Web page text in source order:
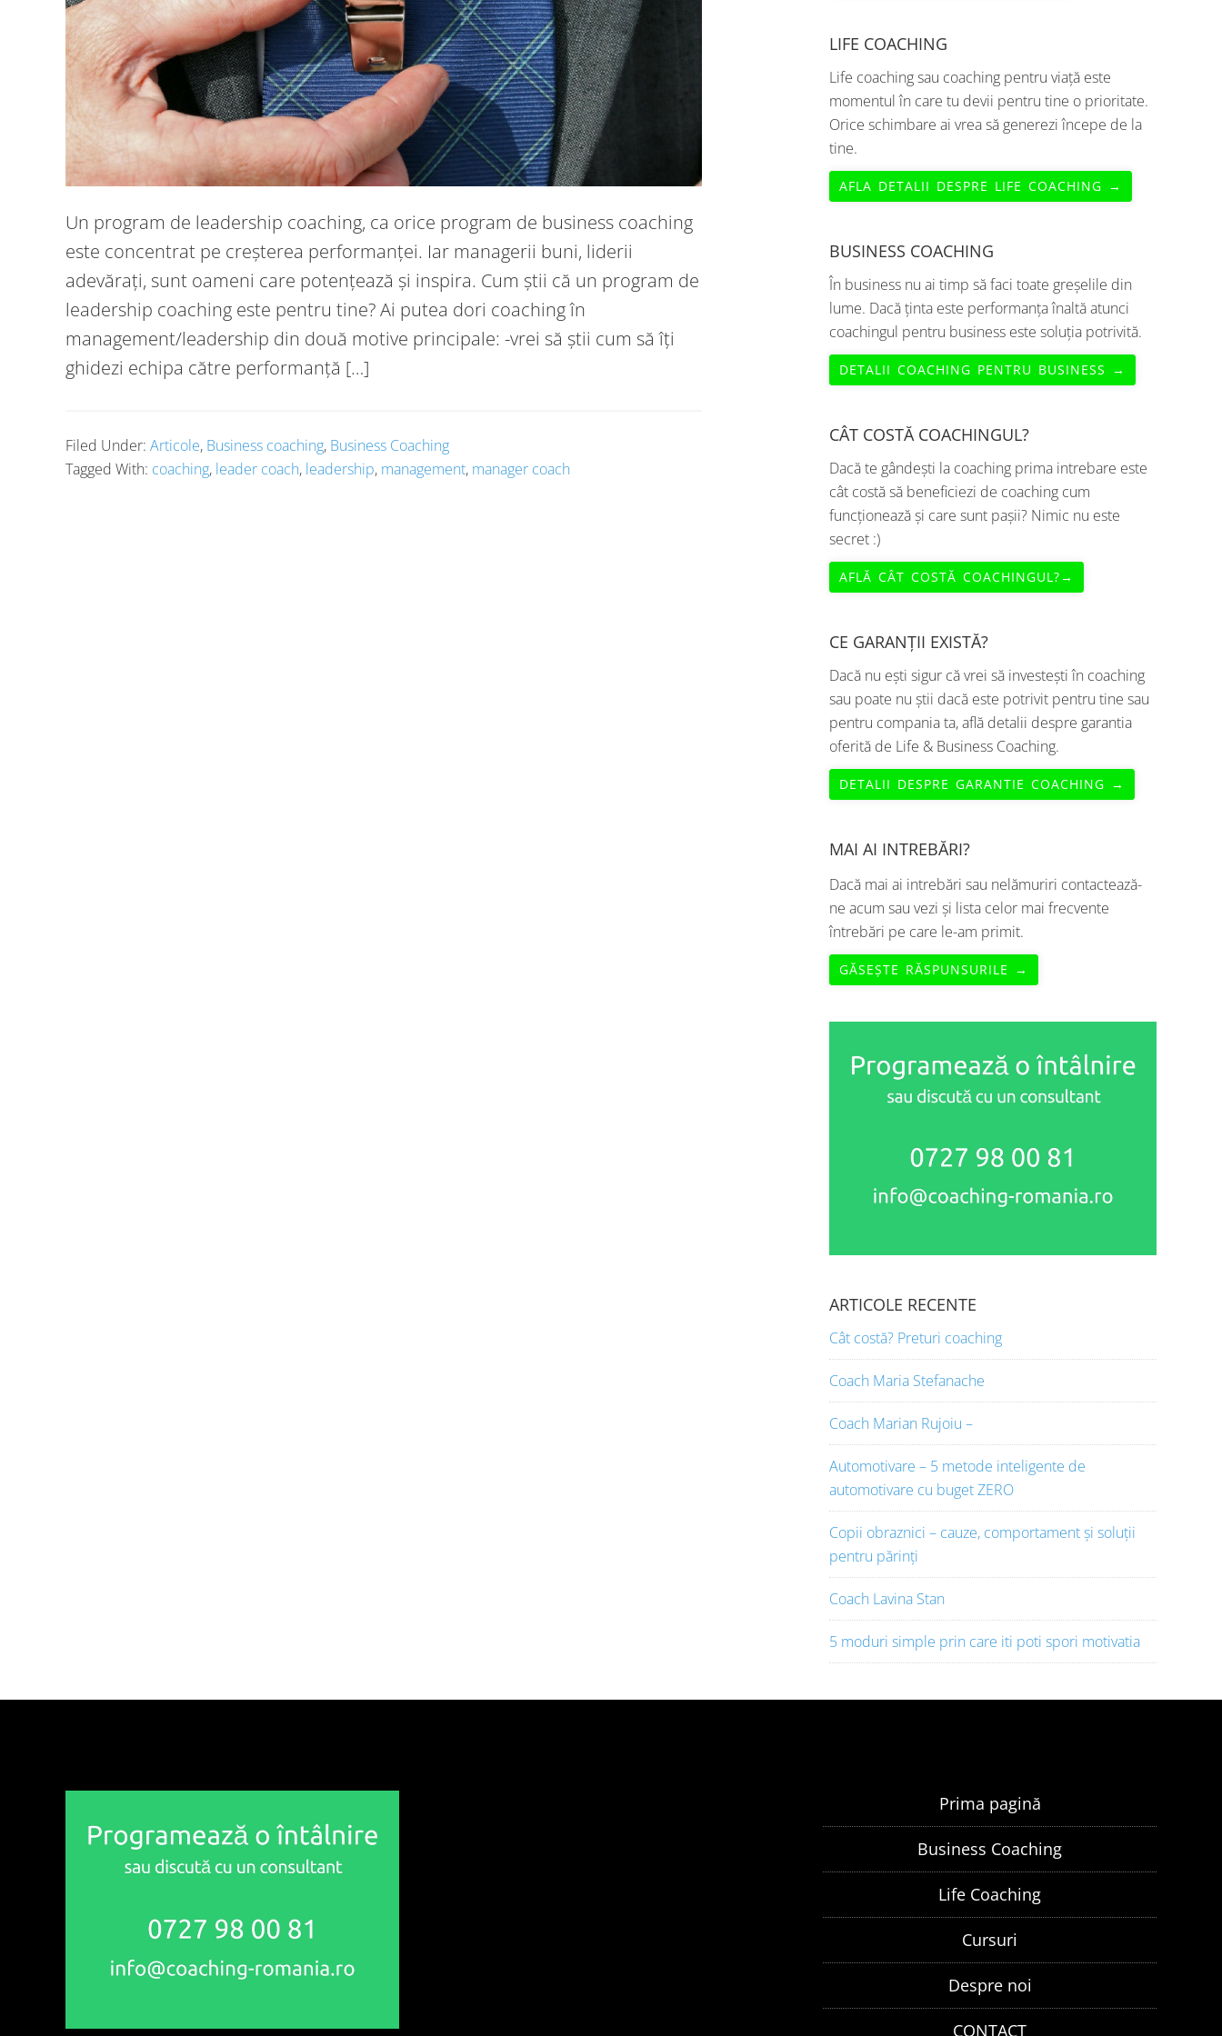
Un program de leadership coaching, ca orice program de business coaching
este concentrat pe creșterea performanței. Iar managerii buni, liderii
adevărați, sunt oameni care potențează și inspira. Cum știi că un program de
leadership coaching este pentru tine? Ai putea dori coaching în
management/leadership din două motive principale: -vrei să știi cum să îți
ghidezi echipa către performanță […]
Filed Under: Articole, Business coaching, Business Coaching
Tagged With: coaching, leader coach, leadership, management, manager coach
LIFE COACHING
Life coaching sau coaching pentru viață este
momentul în care tu devii pentru tine o prioritate.
Orice schimbare ai vrea să generezi începe de la
tine.
AFLA DETALII DESPRE LIFE COACHING →
BUSINESS COACHING
În business nu ai timp să faci toate greșelile din
lume. Dacă ținta este performanța înaltă atunci
coachingul pentru business este soluția potrivită.
DETALII COACHING PENTRU BUSINESS →
CÂT COSTĂ COACHINGUL?
Dacă te gândești la coaching prima intrebare este
cât costă să beneficiezi de coaching cum
funcționează și care sunt pașii? Nimic nu este
secret :)
AFLĂ CÂT COSTĂ COACHINGUL?→
CE GARANȚII EXISTĂ?
Dacă nu ești sigur că vrei să investești în coaching
sau poate nu știi dacă este potrivit pentru tine sau
pentru compania ta, află detalii despre garantia
oferită de Life & Business Coaching.
DETALII DESPRE GARANTIE COACHING →
MAI AI INTREBĂRI?
Dacă mai ai intrebări sau nelămuriri contactează-
ne acum sau vezi și lista celor mai frecvente
întrebări pe care le-am primit.
GĂSEȘTE RĂSPUNSURILE →
ARTICOLE RECENTE
Cât costă? Preturi coaching
Coach Maria Stefanache
Coach Marian Rujoiu –
Automotivare – 5 metode inteligente de
automotivare cu buget ZERO
Copii obraznici – cauze, comportament și soluții
pentru părinți
Coach Lavina Stan
5 moduri simple prin care iti poti spori motivatia
Prima pagină
Business Coaching
Life Coaching
Cursuri
Despre noi
CONTACT